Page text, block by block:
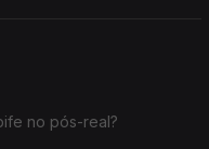
no pós-real?